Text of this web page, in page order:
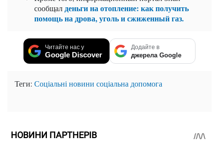
сообщалденьги на отопление: как получить
помощь на дрова, уголь и сжиженный газ.
Читайте нас у
Google Discover
Додайте в
джерела Google
Теги: Соціальні новини соціальна допомога
НОВИНИ ПАРТНЕРІВ